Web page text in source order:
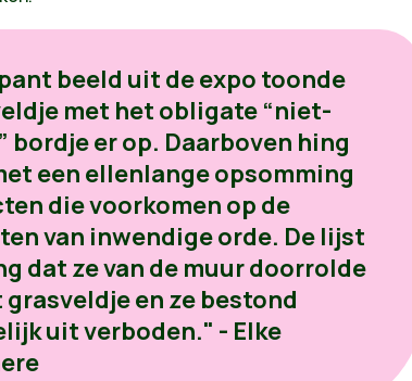
beeld uit de expo toonde
met het obligate “niet-
bordje er op. Daarboven hing
een ellenlange opsomming
die voorkomen op de
van inwendige orde. De lijst
dat ze van de muur doorrolde
en ze bestond
uit verboden." - Elke